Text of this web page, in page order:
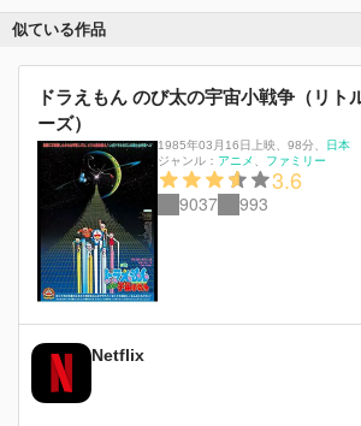
似ている作品
ドラえもん のび太の宇宙小戦争（リト
ーズ）
1985年03月16日上映、 98分、 日本
ジャンル： アニメ ファミリー
3.6
9037 993
Netflix